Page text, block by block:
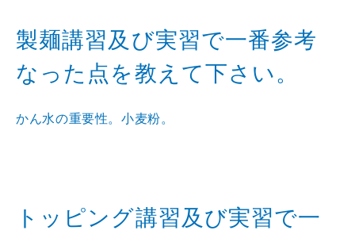
製麺講習及び実習で一番参考
なった点を教えて下さい。
かん水の重要性。小麦粉。
トッピング講習及び実習で一